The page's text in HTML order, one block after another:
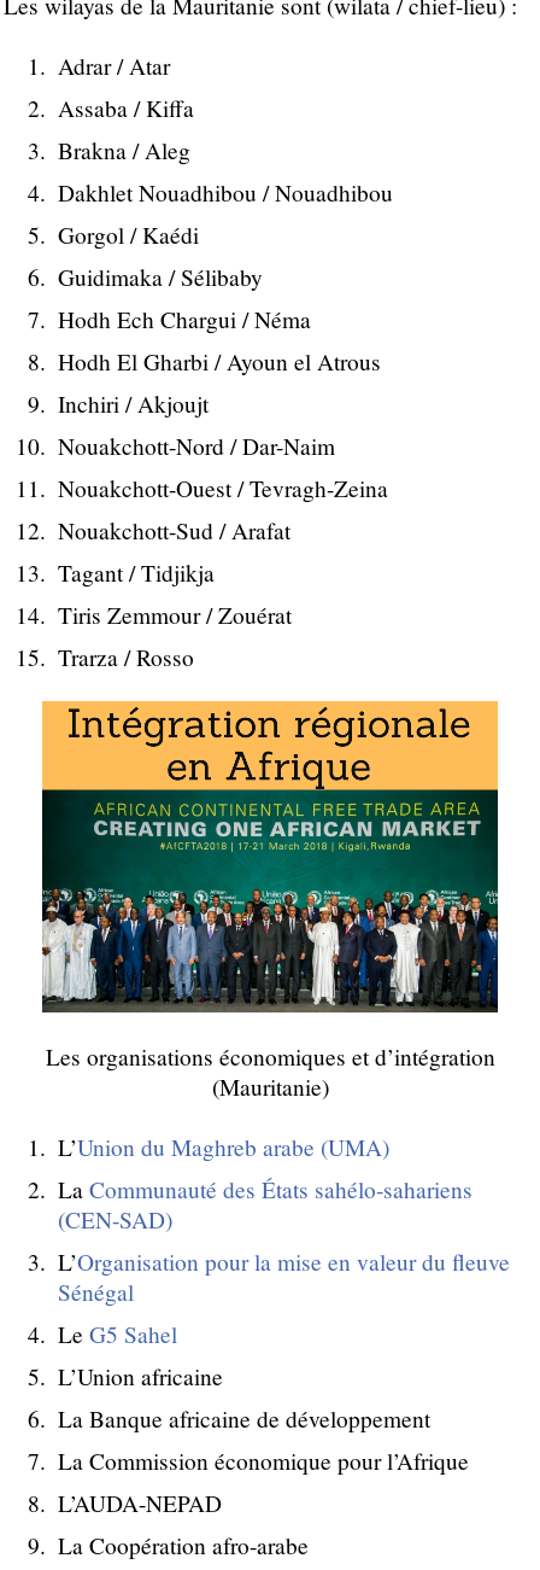
Adrar / Atar
Assaba / Kiffa
Brakna / Aleg
Dakhlet Nouadhibou / Nouadhibou
Gorgol / Kaédi
Guidimaka / Sélibaby
Hodh Ech Chargui / Néma
Hodh El Gharbi / Ayoun el Atrous
Inchiri / Akjoujt
Nouakchott-Nord / Dar-Naim
Nouakchott-Ouest / Tevragh-Zeina
Nouakchott-Sud / Arafat
Tagant / Tidjikja
Tiris Zemmour / Zouérat
Trarza / Rosso
Les organisations économiques et d’intégration
(Mauritanie)
L’Union du Maghreb arabe (UMA)
La Communauté des États sahélo-sahariens
(CEN-SAD)
L’Organisation pour la mise en valeur du fleuve
Sénégal
Le G5 Sahel
L’Union africaine
La Banque africaine de développement
La Commission économique pour l’Afrique
L’AUDA-NEPAD
La Coopération afro-arabe